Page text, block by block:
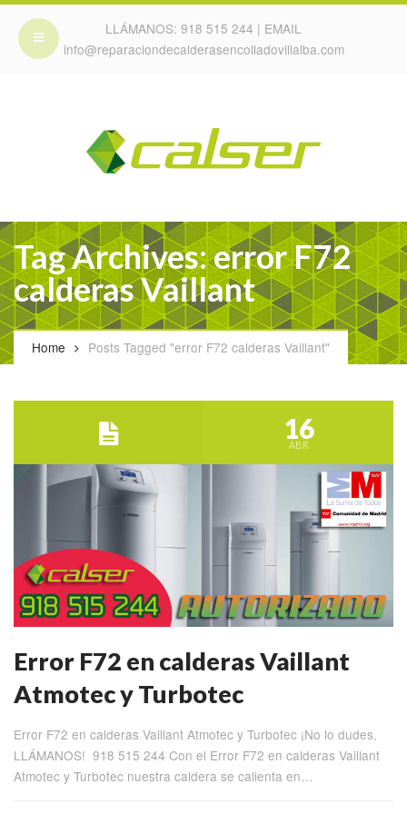
LLÁMANOS: 918 515 244 | EMAIL
info@reparaciondecalderasencolladovillalba.com
Tag Archives: error F72
calderas Vaillant
Home Posts Tagged "error F72 calderas Vaillant"
16
ABR
Error F72 en calderas Vaillant
Atmotec y Turbotec
Error F72 en calderas Vaillant Atmotec y Turbotec ¡No lo dudes,
LLÁMANOS! 918 515 244 Con el Error F72 en calderas Vaillant
Atmotec y Turbotec nuestra caldera se calienta en…